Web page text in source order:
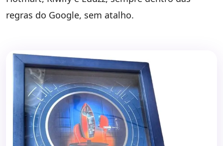
regras do Google, sem atalho.